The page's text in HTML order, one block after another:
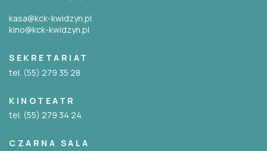
kasa@kck-kwidzyn.pl
kino@kck-kwidzyn.pl
SEKRETARIAT
tel. (55) 279 35 28
KINOTEATR
tel. (55) 279 34 24
CZARNA SALA